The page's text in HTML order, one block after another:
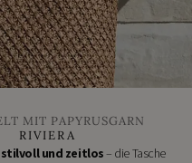
DIY
GESCHÄFTE
Bastelbedarf
Stoffgeschäfte
Handgemachtes
Schneidereibedarf
MIT PAPYRUSGARN
RIVIERA
und zeitlos– die Tasche